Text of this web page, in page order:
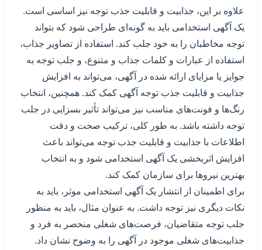
علاوه بر این، جذابیت و قابلیت جذب توجه نیز اساسی است.
یک آگهی استخدامی باید به گونه‌ای طراحی شود که بتواند
توجه مخاطبان را به خود جلب کند. استفاده از تصاویر جذاب،
استفاده از عبارات و کلمات جذاب و متنوع، و جلب توجه به
جوایز یا مزایای ارائه شده در آگهی، می‌تواند به افزایش
جذابیت و قابلیت جذب توجه آگهی کمک کند. همچنین، انتخاب
رنگ‌ها و فونت‌های مناسب نیز می‌تواند تأثیر بسزایی در جلب
توجه داشته باشد. به طور کلی، ترکیب صحت و دقت
اطلاعات با جذابیت و قابلیت جذب توجه می‌تواند باعث
افزایش اثربخشی یک آگهی استخدامی شود و به انتخاب
بهترین نیروها برای سازمان کمک کند.
برای اطمینان از انتشار یک آگهی استخدامی موثر، باید به
نکات دیگری نیز توجه داشت. به عنوان مثال، باید به منظور
جلب توجه متقاضیان، فرصت‌های شغلی منحصر به فرد و
جذابیت‌های شغلی موجود در آگهی را به وضوح نشان داد.